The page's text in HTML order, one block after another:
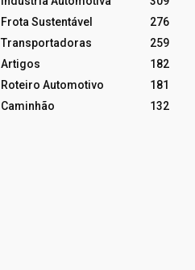
Frota Sustentável
276
Transportadoras
259
Artigos
182
Roteiro Automotivo
181
Caminhão
132